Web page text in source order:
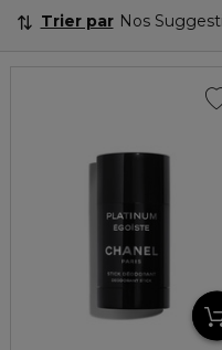
Trier par Nos